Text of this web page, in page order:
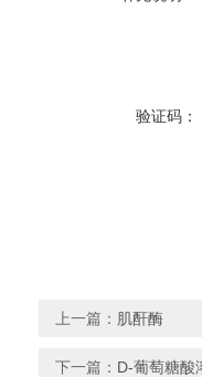
验证码：
上一篇： 肌酐酶
下一篇： D-葡萄糖酸